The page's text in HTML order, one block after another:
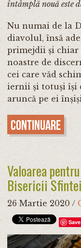
întâmplă nouă este
Nu numai de la
diavolul, însă
primejdii și
noastre de
cei care văd
iernii și totuși își
aruncă pe ei
Continuare
Valoarea
Bisericii
26 Martie 2020 /
Save